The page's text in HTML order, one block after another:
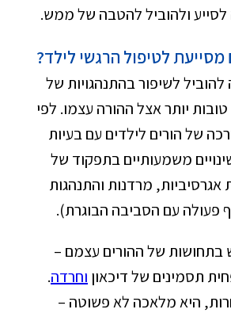
לסייע ולהוביל להטבה של ממש.
לטיפול הרגשי לילד?
לשיפור בהתנהגויות של
יותר אצל ההורה עצמו. לפי
של הורים לילדים עם בעיות
משמעותיים בתפקוד של
מרדנות והתנהגות
פעולה עם הסביבה הבוגרת).
של ההורים עצמם –
תסמינים של דיכאון וחרדה.
היא מלאכה לא פשוטה –